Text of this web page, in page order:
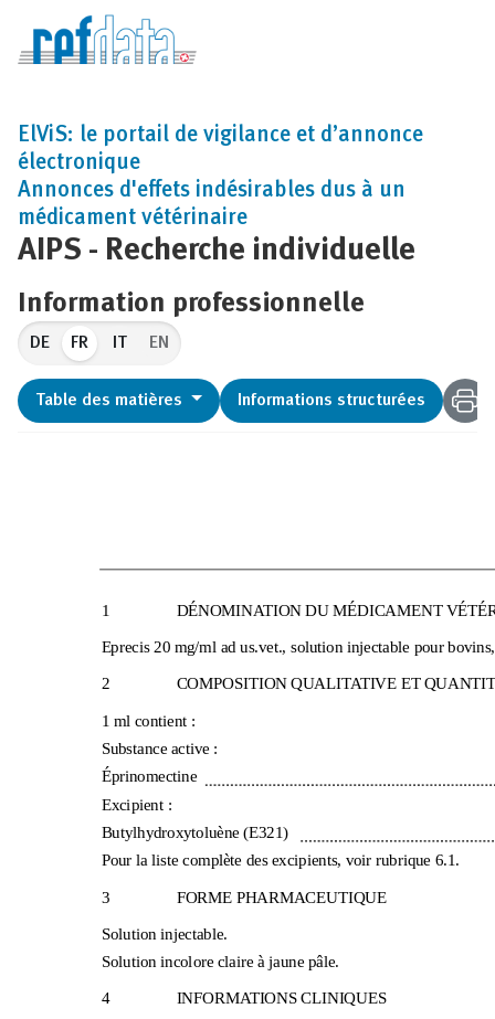
AIPS - Recherche individuelle
ElViS: le portail de vigilance et d’annonce
électronique
Annonces d'effets indésirables dus à un
médicament vétérinaire
Information professionnelle
FR EN
Table des matières Informations structurées